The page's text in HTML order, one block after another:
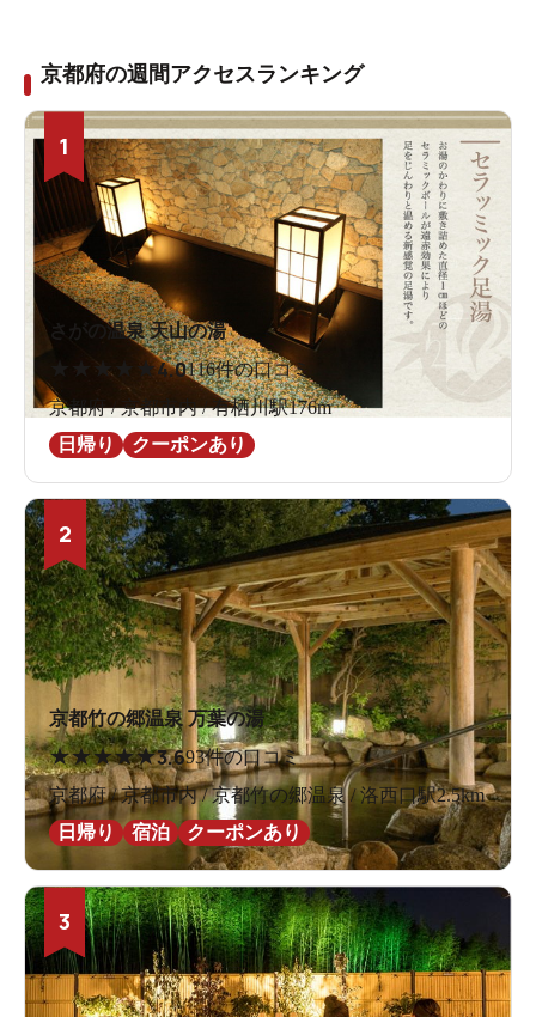
京都府の週間アクセスランキング
1
さがの温泉 天山の湯
★ ★ ★4.0116件の口コミ
京都府 / 京都市内 / 有栖川駅176m
日帰り
クーポンあり
2
京都竹の郷温泉 万葉の湯
★★★★★3.693件の口コミ
京都府 / 京都市内 / 京都竹の郷温泉 / 洛西口駅2.5km
日帰り
宿泊 クーポンあり
3